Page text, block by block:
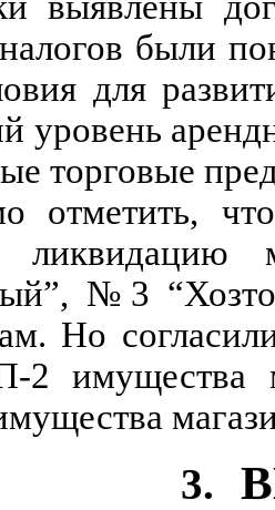
были
для
уровень
торговые
отметить,
№3
Но
2 имущества
3.